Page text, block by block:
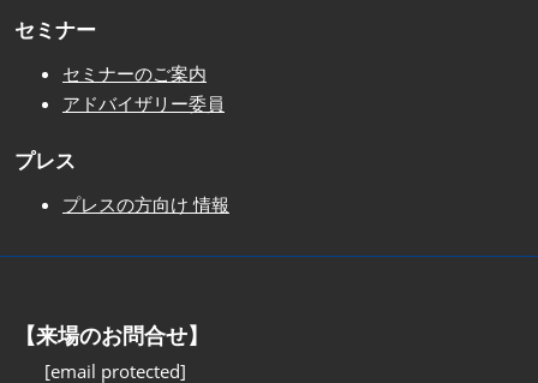
セミナー
セミナーのご案内
アドバイザリー委員
プレス
プレスの方向け 情報
【来場のお問合せ】
[email protected]